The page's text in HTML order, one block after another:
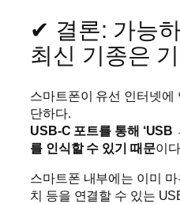
✔ 결론: 가능
최신 기종은
스마트폰이 유선 인터넷에
단하다.
USB-C 포트를 통해
를 인식할 수 있기 때문이다.
스마트폰 내부에는 이미
치 등을 연결할 수 있는